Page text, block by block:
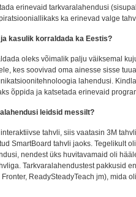
erinevaid tarkvaralahendusi
ka erinevad valge
kasulik korraldada ka Eestis?
oleks võimalik palju väiksemal
kes soovivad oma ainesse sisse
lahendusi.
õppida ja katsetada erinevaid
leidsid messilt?
tahvli, siis vaatasin 3M
SmartBoard tahvli jaoks. Tegelikult
nendest üks huvitavamaid oli
Tarkvaralahendustest pakkusid
ReadySteadyTeach jm), mida